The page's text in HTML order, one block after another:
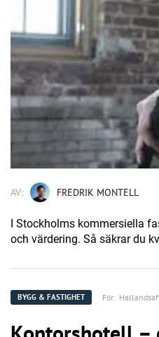
AV: FREDRIK MONTELL
I Stockholms kommersiella
och värdering. Så säkrar du
BYGG & FASTIGHET För: